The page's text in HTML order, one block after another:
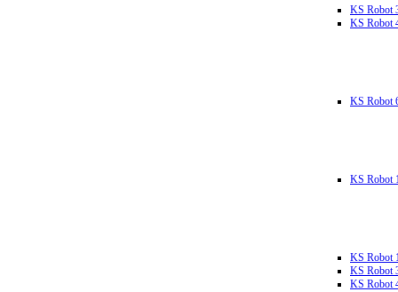
KS Robot
KS Robot
KS Robot
KS Robot
KS Robot
KS Robot
KS Robot